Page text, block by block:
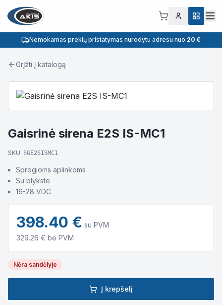
Nemokamas prekių pristatymas nurodytu adresu nuo 20 €
Grįžti į katalogą
Gaisrinė sirena E2S IS-MC1
SKU: SGE2SISMC1
Sprogioms aplinkoms
Su blykste
16-28 VDC
398.40 € su PVM
329.26 € be PVM
Nėra sandėlyje
Į krepšelį